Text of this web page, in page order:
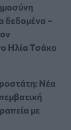
δεδομένα –
Ηλία Τσάκο
Νέα
με